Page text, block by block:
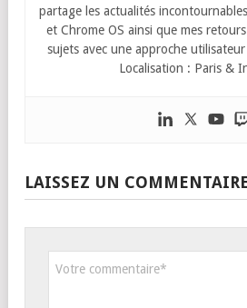
partage les actualités
et Chrome OS ainsi que mes retours
sujets avec une approche utilisateur
Localisation : Paris &
LAISSEZ UN